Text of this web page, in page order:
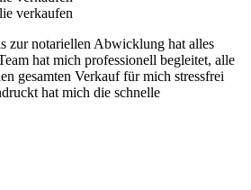
zur notariellen Abwicklung hat alles
hat mich professionell begleitet, alle
gesamten Verkauf für mich stressfrei
hat mich die schnelle